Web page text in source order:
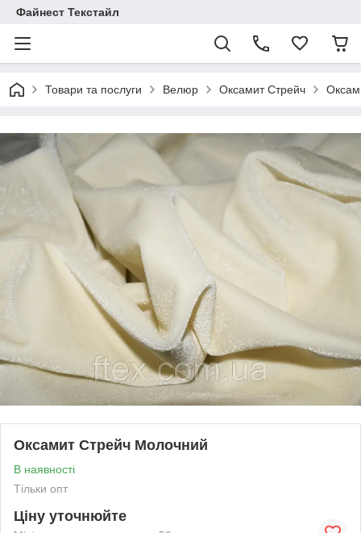
Файнест Текстайл
Товари та послуги Велюр Оксамит Стрейч
Оксамит Стрейч Молочний
В наявності
Тільки опт
Ціну уточнюйте